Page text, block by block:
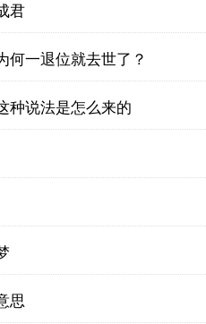
君
何一退位就去世了？
种说法是怎么来的
思